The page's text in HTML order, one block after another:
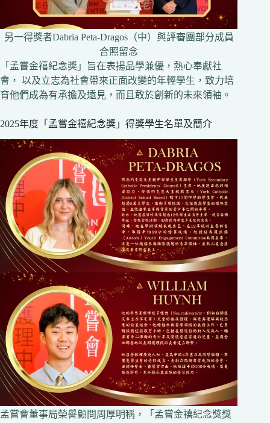
另一得獎者Dabria Peta-Dragos（中）與評審團部分成員
合照留念
「孟嘗金禧紀念獎」旨在表揚品學兼優，熱心奉獻社
會， 以及立志為社會帶來正面改變的年輕學生，致力培
育他們成為有承擔及遠見，而且敢於創新的未來領袖。
2025年度「孟嘗金禧紀念獎」得獎學生名單及簡介
孟嘗會董事局榮譽顧問周厚明稱，「孟嘗金禧紀念獎獎